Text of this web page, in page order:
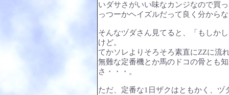
いダサさがいい味なカンジなので買
っつーかヘイズルだって良く分から
そんなヅダさん見てると、「もしか
けど。
てかソレよりそろそろ素直にΖΖに流
無難な定番機とか馬のドコの骨とも
さ・・・。
ただ、定番な1日ザクはともかく、